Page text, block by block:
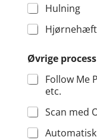
Hulning
Øvrige
Follow Me
etc.
Scan med